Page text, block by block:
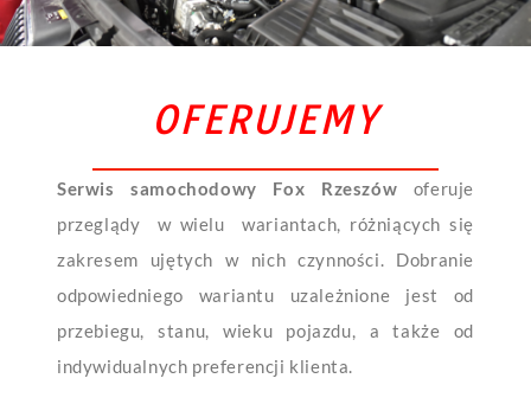
OFERUJEMY
Serwis samochodowy Fox Rzeszów oferuje
przeglądy w wielu wariantach, różniących się
zakresem ujętych w nich czynności. Dobranie
odpowiedniego wariantu uzależnione jest od
przebiegu, stanu, wieku pojazdu, a także od
indywidualnych preferencji klienta.